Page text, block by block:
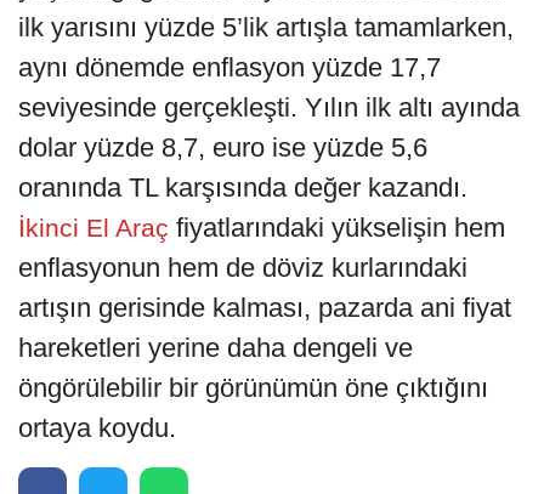
ilk yarısını yüzde 5’lik artışla tamamlarken,
aynı dönemde enflasyon yüzde 17,7
seviyesinde gerçekleşti. Yılın ilk altı ayında
dolar yüzde 8,7, euro ise yüzde 5,6
oranında TL karşısında değer kazandı.
İkinci El Araç fiyatlarındaki yükselişin hem
enflasyonun hem de döviz kurlarındaki
artışın gerisinde kalması, pazarda ani fiyat
hareketleri yerine daha dengeli ve
öngörülebilir bir görünümün öne çıktığını
ortaya koydu.